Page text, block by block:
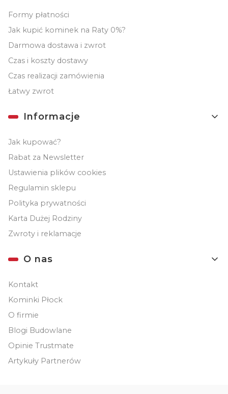
Formy płatności
Jak kupić kominek na Raty 0%?
Darmowa dostawa i zwrot
Czas i koszty dostawy
Czas realizacji zamówienia
Łatwy zwrot
Informacje
Jak kupować?
Rabat za Newsletter
Ustawienia plików cookies
Regulamin sklepu
Polityka prywatności
Karta Dużej Rodziny
Zwroty i reklamacje
O nas
Kontakt
Kominki Płock
O firmie
Blogi Budowlane
Opinie Trustmate
Artykuły Partnerów